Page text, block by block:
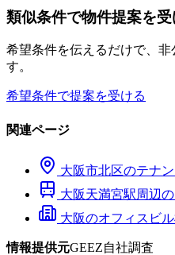
類似条件で物件提案を受
希望条件を伝えるだけで、
す。
希望条件で提案を受ける
関連ページ
大阪市北区のテナ
大阪天満宮駅周辺
大阪のオフィスビ
情報提供元GEEZ自社調査